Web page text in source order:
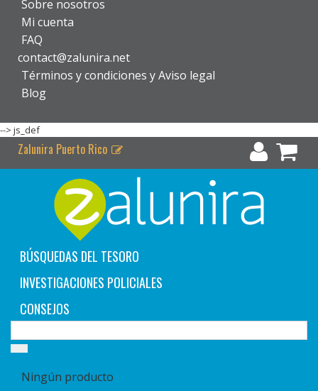
Sobre nosotros
Mi cuenta
FAQ
contact@zalunira.net
Términos y condiciones y Aviso legal
Blog
--> js_def
Zalunira Puerto Rico
BÚSQUEDAS DEL TESORO
INVESTIGACIONES POLICIALES
CONSEJOS
Ningún producto